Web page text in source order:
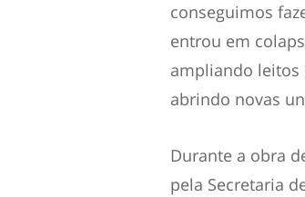
conseguimos
entrou em
ampliando leitos
abrindo novas
Durante a obra
pela Secretaria